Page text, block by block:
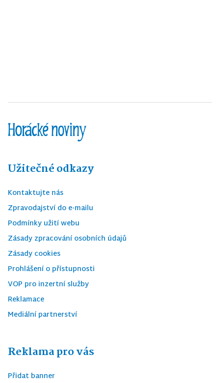
Užitečné odkazy
Kontaktujte nás
Zpravodajství do e-mailu
Podmínky užití webu
Zásady zpracování osobních údajů
Zásady cookies
Prohlášení o přístupnosti
VOP pro inzertní služby
Reklamace
Mediální partnerství
Reklama pro vás
Přidat banner